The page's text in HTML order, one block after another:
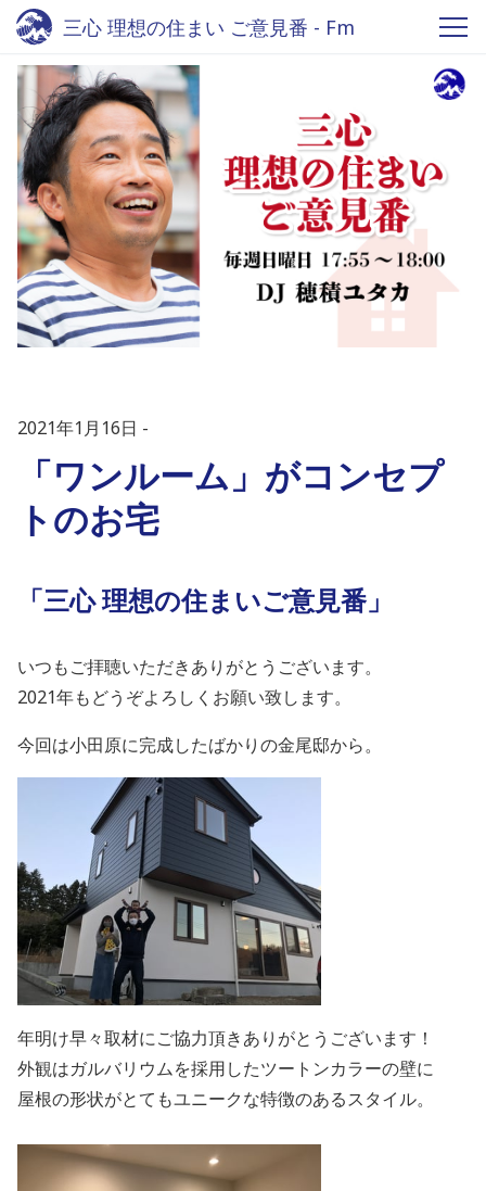
三心 理想の住まい ご意見番 - Fm
yokohama 84.7
2021年1月16日
「ワンルーム」がコンセプ
トのお宅
「三心 理想の住まいご意見番」
いつもご拝聴いただきありがとうございます。
2021年もどうぞよろしくお願い致します。
今回は小田原に完成したばかりの金尾邸から。
年明け早々取材にご協力頂きありがとうございます！
外観はガルバリウムを採用したツートンカラーの壁に
屋根の形状がとてもユニークな特徴のあるスタイル。